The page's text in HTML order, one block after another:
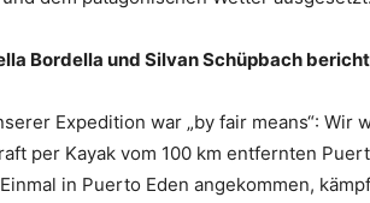
Bordella und Silvan Schüpbach
Expedition war „by fair means“: Wir
per Kayak vom 100 km entfernten
in Puerto Eden angekommen,